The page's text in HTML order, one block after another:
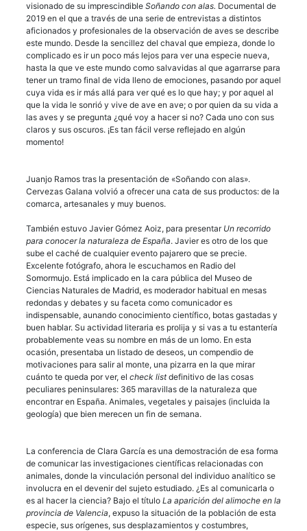
visionado de su imprescindible Soñando con alas. Documental de
2019 en el que a través de una serie de entrevistas a distintos
aficionados y profesionales de la observación de aves se describe
este mundo. Desde la sencillez del chaval que empieza, donde lo
complicado es ir un poco más lejos para ver una especie nueva,
hasta la que ve este mundo como salvavidas al que agarrarse para
tener un tramo final de vida lleno de emociones, pasando por aquel
cuya vida es ir más allá para ver qué es lo que hay; y por aquel al
que la vida le sonrió y vive de ave en ave; o por quien da su vida a
las aves y se pregunta ¿qué voy a hacer si no? Cada uno con sus
claros y sus oscuros. ¡Es tan fácil verse reflejado en algún
momento!
Juanjo Ramos tras la presentación de «Soñando con alas».
Cervezas Galana volvió a ofrecer una cata de sus productos: de la
comarca, artesanales y muy buenos.
También estuvo Javier Gómez Aoiz, para presentar Un recorrido
para conocer la naturaleza de España. Javier es otro de los que
sube el caché de cualquier evento pajarero que se precie.
Excelente fotógrafo, ahora le escuchamos en Radio del
Somormujo. Está implicado en la cara pública del Museo de
Ciencias Naturales de Madrid, es moderador habitual en mesas
redondas y debates y su faceta como comunicador es
indispensable, aunando conocimiento científico, botas gastadas y
buen hablar. Su actividad literaria es prolija y si vas a tu estantería
probablemente veas su nombre en más de un lomo. En esta
ocasión, presentaba un listado de deseos, un compendio de
motivaciones para salir al monte, una pizarra en la que mirar
cuánto te queda por ver, el check listdefinitivo de las cosas
peculiares peninsulares: 365 maravillas de la naturaleza que
encontrar en España. Animales, vegetales y paisajes (incluida la
geología) que bien merecen un fin de semana.
La conferencia de Clara García es una demostración de esa forma
de comunicar las investigaciones científicas relacionadas con
animales, donde la vinculación personal del individuo analítico se
involucra en el devenir del sujeto estudiado. ¿Es al comunicarla o
es al hacer la ciencia? Bajo el título La aparición del alimoche en la
provincia de Valencia, expuso la situación de la población de esta
especie, sus orígenes, sus desplazamientos y costumbres,